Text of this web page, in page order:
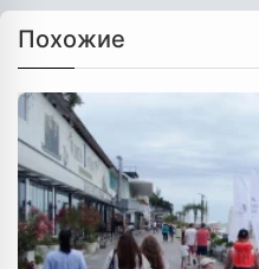
Похожие